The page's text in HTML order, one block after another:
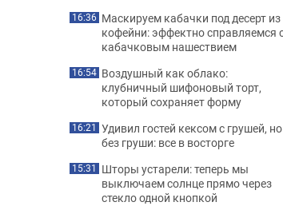
16:36 Маскируем кабачки под десерт из
кофейни: эффектно справляемся
кабачковым нашествием
16:54 Воздушный как облако:
клубничный шифоновый торт,
который сохраняет форму
16:21 Удивил гостей кексом с грушей, но
без груши: все в восторге
15:31 Шторы устарели: теперь мы
выключаем солнце прямо через
стекло одной кнопкой